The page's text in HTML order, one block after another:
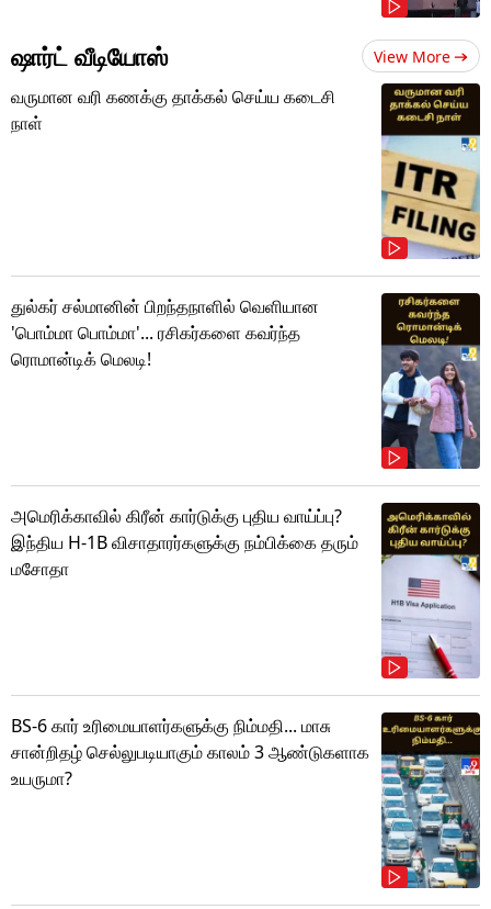
ஷார்ட் வீடியோஸ் View More
வருமான வரி கணக்கு தாக்கல் செய்ய கடைசி
நாள்
துல்கர் சல்மானின் பிறந்தநாளில் வெளியான
'பொம்மா பொம்மா'... ரசிகர்களை கவர்ந்த
ரொமான்டிக் மெலடி!
அமெரிக்காவில் கிரீன் கார்டுக்கு புதிய வாய்ப்பு?
இந்திய H-1B விசாதாரர்களுக்கு நம்பிக்கை தரும்
மசோதா
BS-6 கார் உரிமையாளர்களுக்கு நிம்மதி... மாசு
சான்றிதழ் செல்லுபடியாகும் காலம் 3 ஆண்டுகளாக
உயருமா?